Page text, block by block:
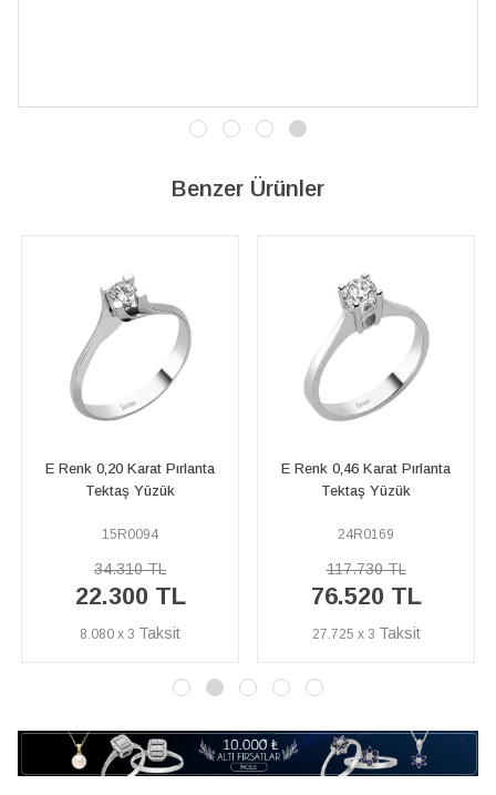
Benzer Ürünler
E Renk 0,20 Karat Pırlanta
Tektaş Yüzük
15R0094
34.310 TL
22.300 TL
8.080 x 3
E Renk 0,46 Karat Pırlanta
Tektaş Yüzük
24R0169
117.730 TL
76.520 TL
27.725 x 3